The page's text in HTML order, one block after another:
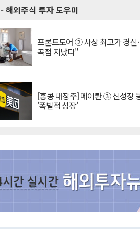
- 해외주식 투자 도우미
프론트도어 ② 사상 최고가 경
곡점 지났다"
[홍콩 대장주] 메이퇀 ③ 신성장
'폭발적 성장'